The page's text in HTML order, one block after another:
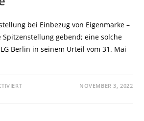
bei Einbezug von Eigenmarke –
Spitzenstellung gebend; eine solche
Berlin in seinem Urteil vom 31. Mai
FÜR NOVEMBER 3, 2022